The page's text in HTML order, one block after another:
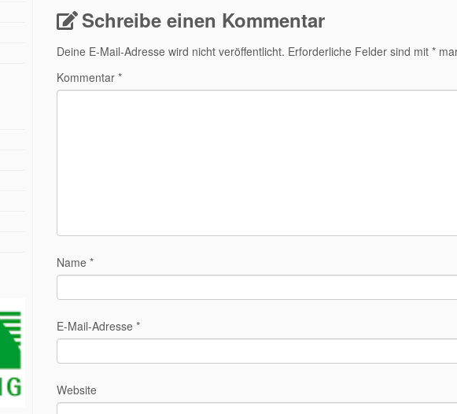
Schreibe einen Kommentar
Deine E-Mail-Adresse wird nicht veröffentlicht. Erforderliche Felder sind mit *
Kommentar *
Name *
E-Mail-Adresse *
Website